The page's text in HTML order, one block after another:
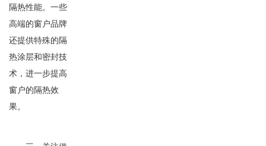
隔热性能。一些
高端的窗户品牌
还提供特殊的隔
热涂层和密封技
术，进一步提高
窗户的隔热效
果。